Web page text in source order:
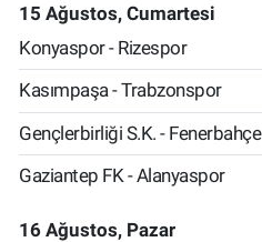
15 Ağustos, Cumartesi
Konyaspor - Rizespor
Kasımpaşa - Trabzonspor
Gençlerbirliği S.K. - Fenerbahçe
Gaziantep FK - Alanyaspor
16 Ağustos, Pazar